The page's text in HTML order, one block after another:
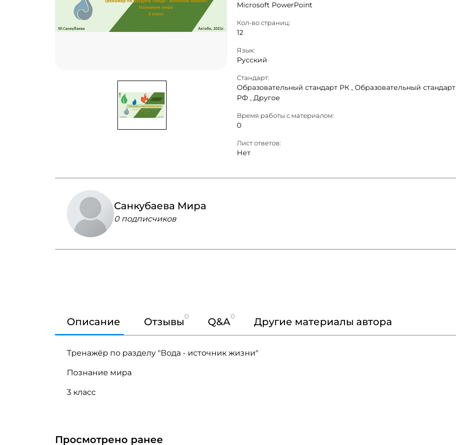
Microsoft PowerPoint
Кол-во страниц:
12
Язык:
Русский
Стандарт:
Образовательный стандарт РК , Образовательный стандарт
РФ , Другое
Время работы с материалом:
0
Лист ответов:
Нет
Санкубаева Мира
0 подписчиков
Описание Отзывы0 Q&A0 Другие материалы автора
Тренажёр по разделу "Вода - источник жизни"
Познание мира
3 класс
Просмотрено ранее